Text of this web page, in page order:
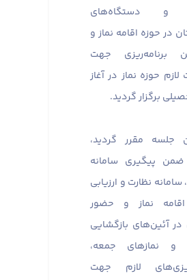
و دستگاه‌های
در حوزه اقامه نماز و
برنامه‌ریزی جهت
لازم حوزه نماز در آغاز
برگزار گردید.
جلسه مقرر گردید،
ضمن پیگیری سامانه
نظارت و ارزیابی
نماز و حضور
در آئین‌های بازگشایی
و نماز‌های جمعه،
لازم جهت